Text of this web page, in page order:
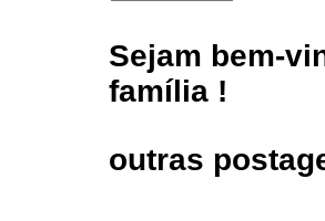
Sejam bem-
família !
outras